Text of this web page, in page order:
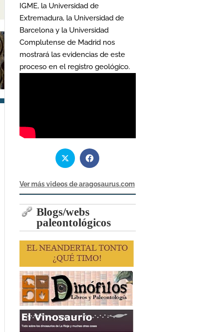
IGME, la Universidad de
Extremadura, la Universidad de
Barcelona y la Universidad
Complutense de Madrid nos
mostrará las evidencias de este
proceso en el registro geológico.
Ver más videos de aragosaurus.com
Blogs/webs
paleontológicos